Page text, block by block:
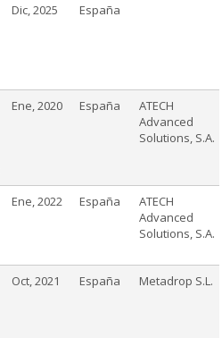
Dic, 2025 España
Ene, 2020 España
ATECH
Advanced
Solutions, S.A.
Ene, 2022 España
ATECH
Advanced
Solutions, S.A.
Oct, 2021 España Metadrop S.L.